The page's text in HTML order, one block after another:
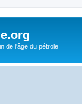
de l'âge du pétrole